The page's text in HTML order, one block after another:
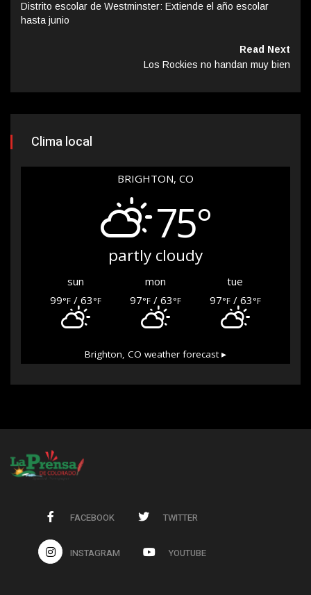
Distrito escolar de Westminster: Extiende el año escolar
hasta junio
Read Next
Los Rockies no handan muy bien
Clima local
BRIGHTON, CO
75°
partly cloudy
sun mon
tue
99°F / 63°F 97°F/ 63°F 97°F/ 63°F
Brighton, CO weather forecast ▸
FACEBOOK TWITTER
INSTAGRAM YOUTUBE